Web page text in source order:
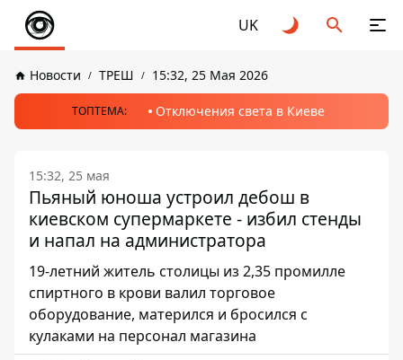
UK
Новости ТРЕШ 15:32, 25 Мая 2026
ТОПТЕМА: Отключения света в Киеве
15:32, 25 мая
Пьяный юноша устроил дебош в
киевском супермаркете - избил стенды
и напал на администратора
19-летний житель столицы из 2,35 промилле
спиртного в крови валил торговое
оборудование, матерился и бросился с
кулаками на персонал магазина